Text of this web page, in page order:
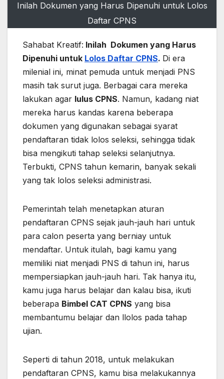
Inilah Dokumen yang Harus Dipenuhi untuk Lolos
Daftar CPNS
Sahabat Kreatif: Inilah Dokumen yang Harus
Dipenuhi untuk Lolos Daftar CPNS. Di era
milenial ini, minat pemuda untuk menjadi PNS
masih tak surut juga. Berbagai cara mereka
lakukan agar lulus CPNS. Namun, kadang niat
mereka harus kandas karena beberapa
dokumen yang digunakan sebagai syarat
pendaftaran tidak lolos seleksi, sehingga tidak
bisa mengikuti tahap seleksi selanjutnya.
Terbukti, CPNS tahun kemarin, banyak sekali
yang tak lolos seleksi administrasi.
Pemerintah telah menetapkan aturan
pendaftaran CPNS sejak jauh-jauh hari untuk
para calon peserta yang berniay untuk
mendaftar. Untuk itulah, bagi kamu yang
memiliki niat menjadi PNS di tahun ini, harus
mempersiapkan jauh-jauh hari. Tak hanya itu,
kamu juga harus belajar dan kalau bisa, ikuti
beberapa Bimbel CAT CPNS yang bisa
membantumu belajar dan llolos pada tahap
ujian.
Seperti di tahun 2018, untuk melakukan
pendaftaran CPNS, kamu bisa melakukannya